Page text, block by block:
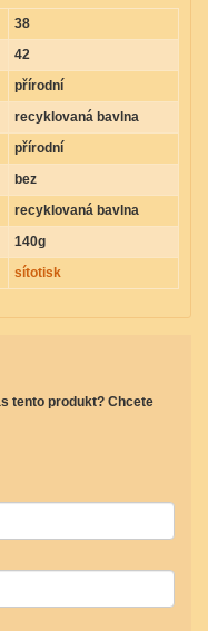
38
42
přírodní
recyklovaná bavlna
přírodní
bez
recyklovaná bavlna
140g
sítotisk
tento produkt? Chcete